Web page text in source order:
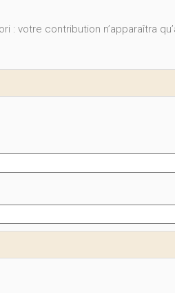
: votre contribution n’apparaîtra